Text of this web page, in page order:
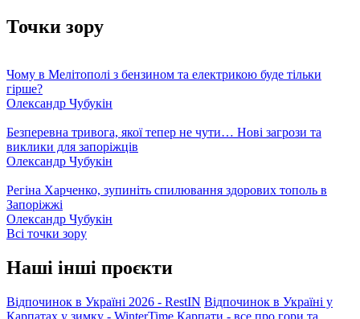
Точки зору
Чому в Мелітополі з бензином та електрикою буде тільки
гірше?
Олександр Чубукін
Безперевна тривога, якої тепер не чути… Нові загрози та
виклики для запоріжців
Олександр Чубукін
Регіна Харченко, зупиніть спилювання здорових тополь в
Запоріжжі
Олександр Чубукін
Всі точки зору
Наші інші проєкти
Відпочинок в Україні 2026 - RestIN Відпочинок в Україні у